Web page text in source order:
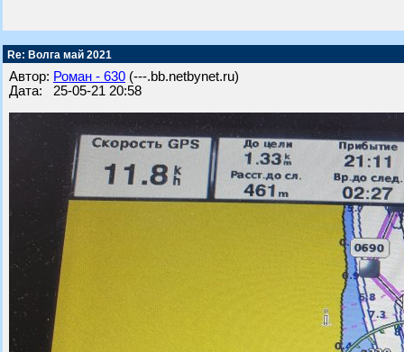
Re: Волга май 2021
Автор: Роман - 630 (---.bb.netbynet.ru)
Дата: 25-05-21 20:58